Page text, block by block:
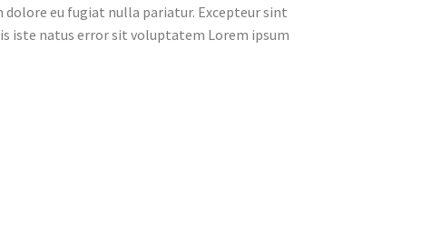
eu fugiat nulla pariatur. Excepteur sint
iste natus error sit voluptatem Lorem ipsum